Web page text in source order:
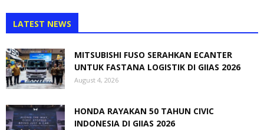
LATEST NEWS
MITSUBISHI FUSO SERAHKAN ECANTER
UNTUK FASTANA LOGISTIK DI GIIAS 2026
August 4, 2026
HONDA RAYAKAN 50 TAHUN CIVIC
INDONESIA DI GIIAS 2026